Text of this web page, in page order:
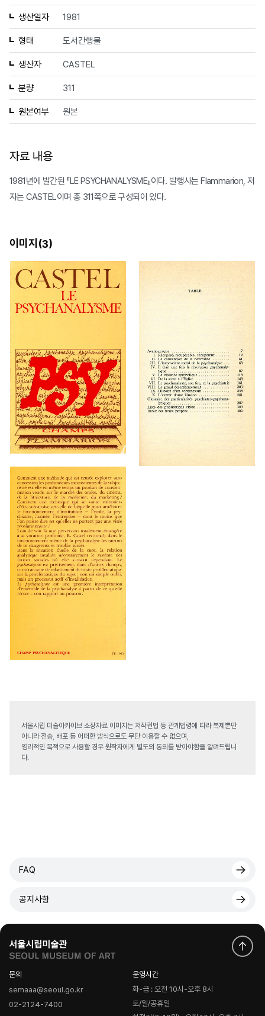
생산일자 1981
형태 도서간행물
생산자 CASTEL
분량 311
원본여부 원본
자료 내용
1981년에 발간된 『LE PSYCHANALYSME』이다. 발행사는 Flammarion, 저
자는 CASTEL이며 총 311쪽으로 구성되어 있다.
이미지(3)
서울시립 미술아카이브 소장자료 이미지는 저작권법 등 관계법령에 따라 복제뿐만
아니라 전송, 배포 등 어떠한 방식으로도 무단 이용할 수 없으며,
영리적인 목적으로 사용할 경우 원작자에게 별도의 동의를 받아야함을 알려드립니
다.
FAQ
공지사항
문의
semaaa@seoul.go.kr
02-2124-7400
운영시간
화-금 : 오전 10시-오후 8시
토/일/공휴일